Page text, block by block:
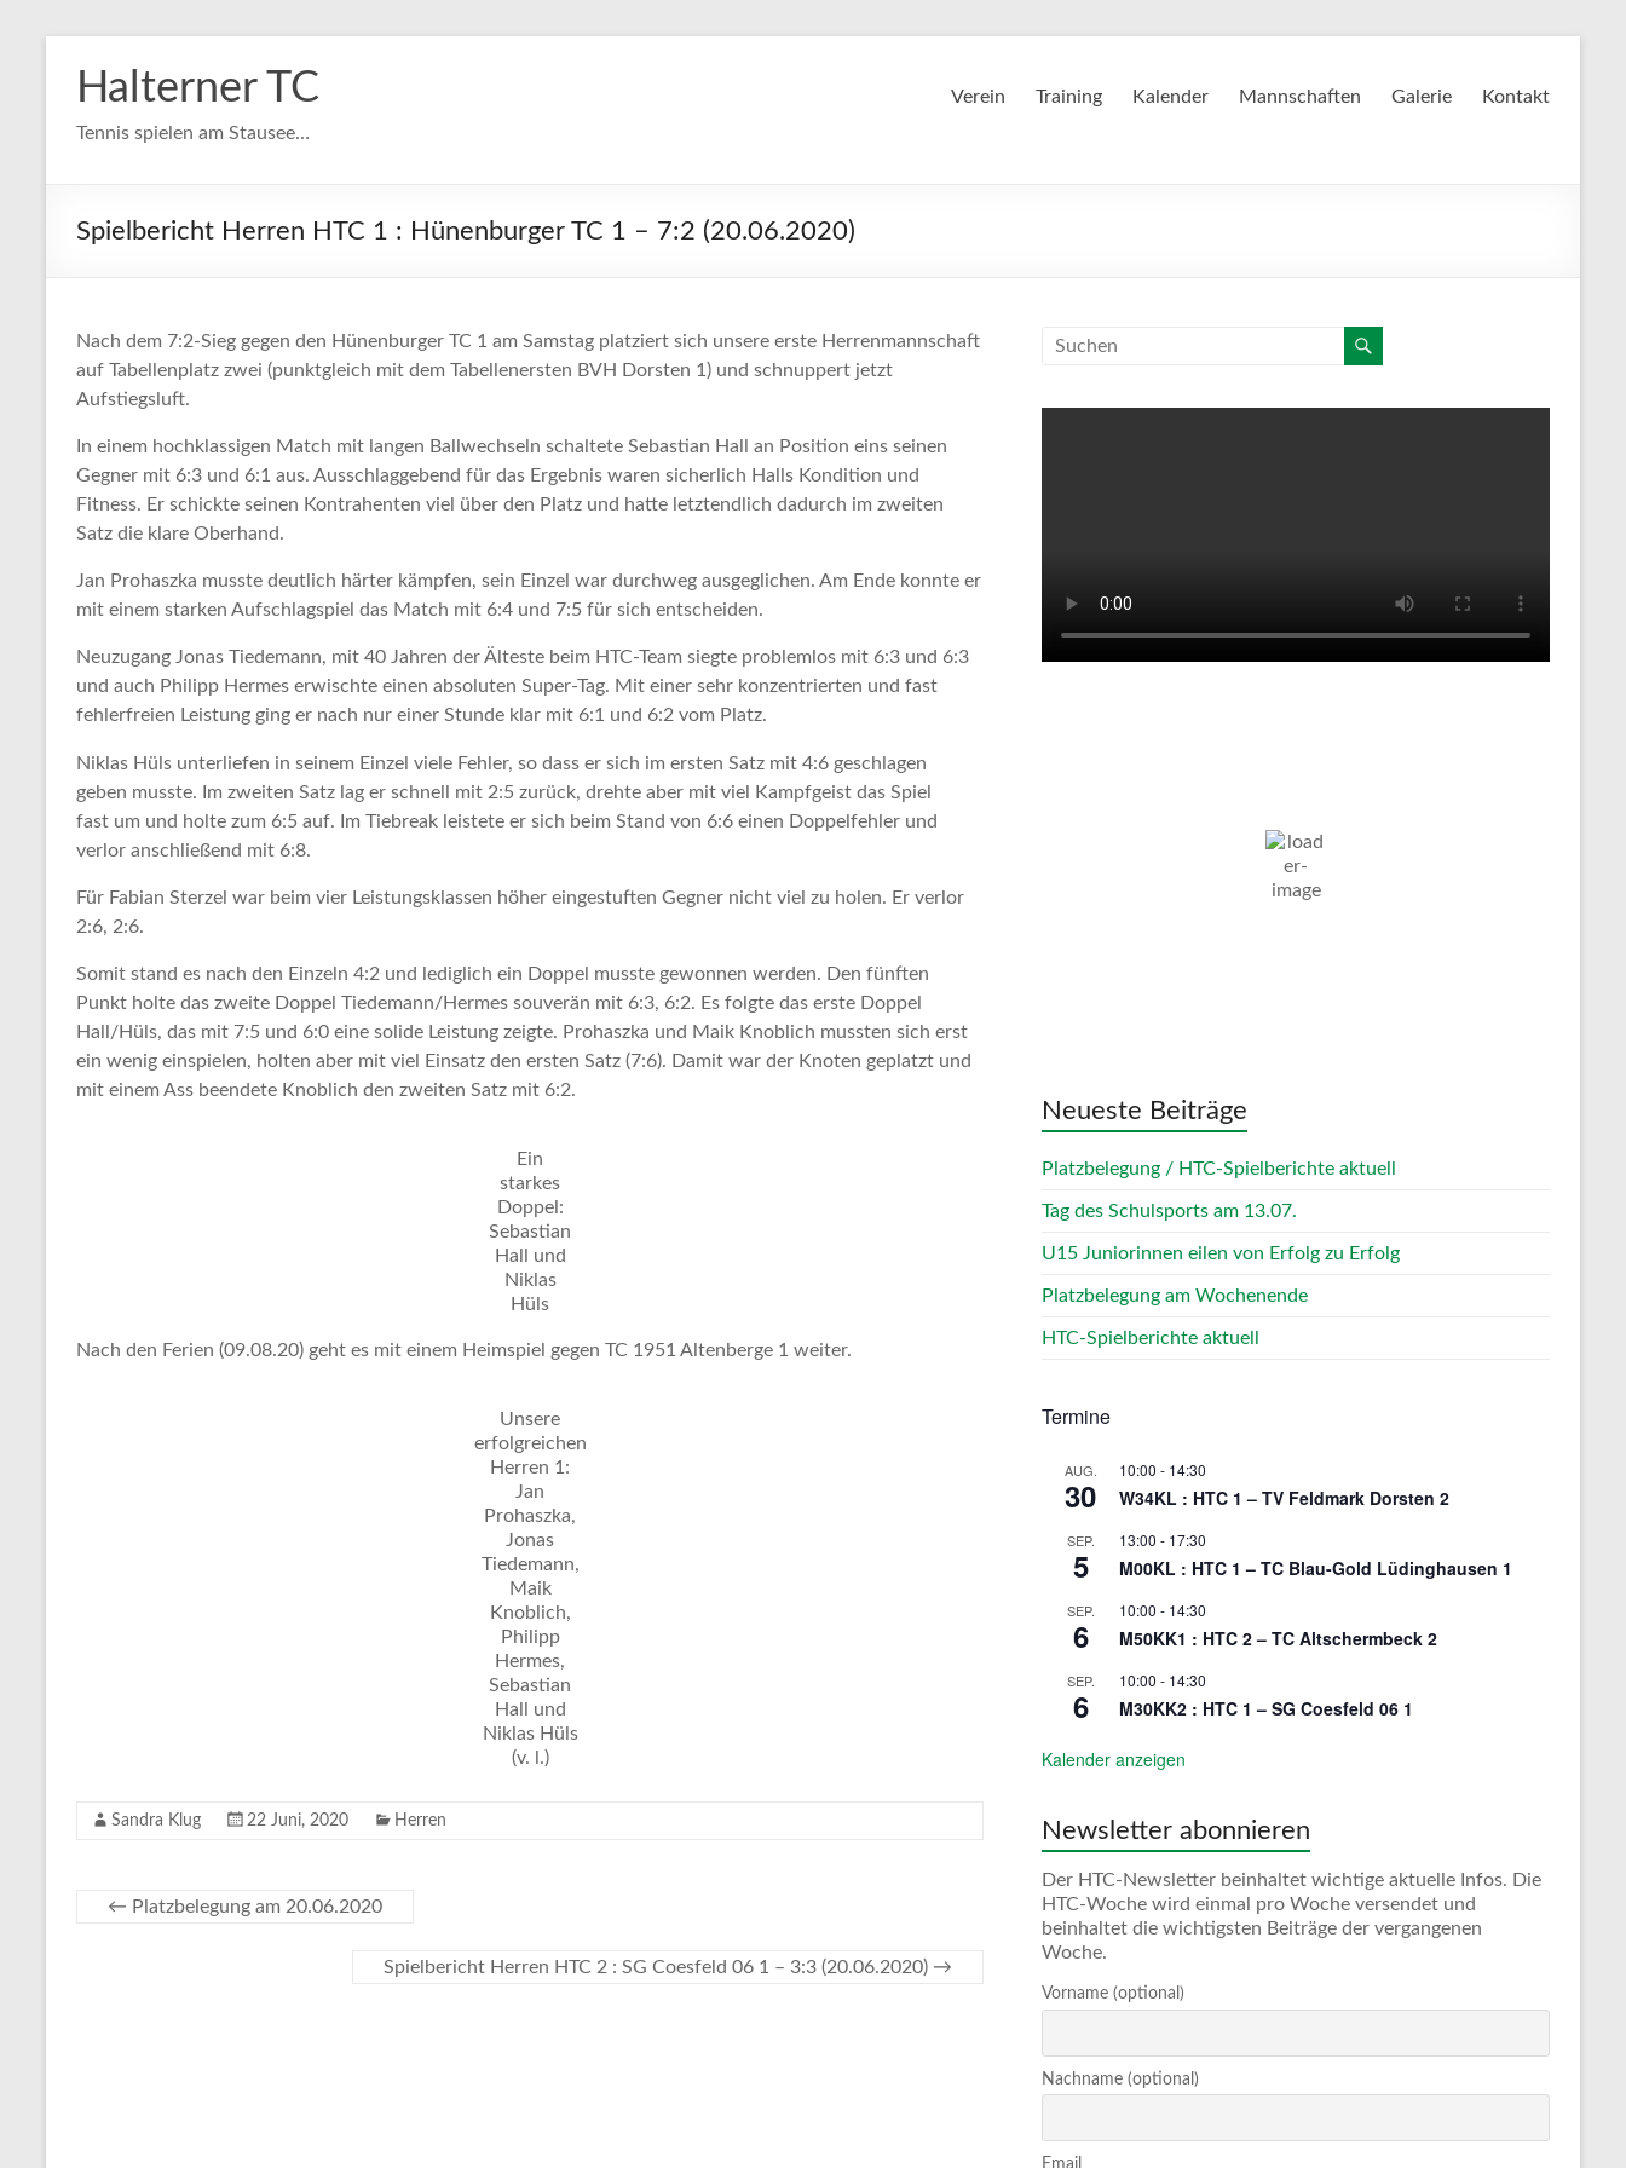
Inhalt
springenHalterner TC
Tennis spielen am Stausee…
Verein Training Kalender Mannschaften Galerie Kontakt
Spielbericht Herren HTC 1 : Hünenburger TC 1 – 7:2 (20.06.2020)
Nach dem 7:2-Sieg gegen den Hünenburger TC 1 am Samstag platziert sich unsere erste Herrenmannschaft
auf Tabellenplatz zwei (punktgleich mit dem Tabellenersten BVH Dorsten 1) und schnuppert jetzt
Aufstiegsluft.
In einem hochklassigen Match mit langen Ballwechseln schaltete Sebastian Hall an Position eins seinen
Gegner mit 6:3 und 6:1 aus. Ausschlaggebend für das Ergebnis waren sicherlich Halls Kondition und
Fitness. Er schickte seinen Kontrahenten viel über den Platz und hatte letztendlich dadurch im zweiten
Satz die klare Oberhand.
Jan Prohaszka musste deutlich härter kämpfen, sein Einzel war durchweg ausgeglichen. Am Ende konnte er
mit einem starken Aufschlagspiel das Match mit 6:4 und 7:5 für sich entscheiden.
Neuzugang Jonas Tiedemann, mit 40 Jahren der Älteste beim HTC-Team siegte problemlos mit 6:3 und 6:3
und auch Philipp Hermes erwischte einen absoluten Super-Tag. Mit einer sehr konzentrierten und fast
fehlerfreien Leistung ging er nach nur einer Stunde klar mit 6:1 und 6:2 vom Platz.
Niklas Hüls unterliefen in seinem Einzel viele Fehler, so dass er sich im ersten Satz mit 4:6 geschlagen
geben musste. Im zweiten Satz lag er schnell mit 2:5 zurück, drehte aber mit viel Kampfgeist das Spiel
fast um und holte zum 6:5 auf. Im Tiebreak leistete er sich beim Stand von 6:6 einen Doppelfehler und
verlor anschließend mit 6:8.
Für Fabian Sterzel war beim vier Leistungsklassen höher eingestuften Gegner nicht viel zu holen. Er verlor
2:6, 2:6.
Somit stand es nach den Einzeln 4:2 und lediglich ein Doppel musste gewonnen werden. Den fünften
Punkt holte das zweite Doppel Tiedemann/Hermes souverän mit 6:3, 6:2. Es folgte das erste Doppel
Hall/Hüls, das mit 7:5 und 6:0 eine solide Leistung zeigte. Prohaszka und Maik Knoblich mussten sich erst
ein wenig einspielen, holten aber mit viel Einsatz den ersten Satz (7:6). Damit war der Knoten geplatzt und
mit einem Ass beendete Knoblich den zweiten Satz mit 6:2.
Ein
starkes
Doppel:
Sebastian
Hall und
Niklas
Hüls
Nach den Ferien (09.08.20) geht es mit einem Heimspiel gegen TC 1951 Altenberge 1 weiter.
Unsere
erfolgreichen
Herren 1:
Jan
Prohaszka,
Jonas
Tiedemann,
Maik
Knoblich,
Philipp
Hermes,
Sebastian
Hall und
Niklas Hüls
(v. l.)
Sandra Klug 22 Juni, 2020 Herren
← Platzbelegung am 20.06.2020
Spielbericht Herren HTC 2 : SG Coesfeld 06 1 – 3:3 (20.06.2020) →
Neueste Beiträge
Platzbelegung / HTC-Spielberichte aktuell
Tag des Schulsports am 13.07.
U15 Juniorinnen eilen von Erfolg zu Erfolg
Platzbelegung am Wochenende
HTC-Spielberichte aktuell
Termine
AUG.
30
10:00 - 14:30
W34KL : HTC 1 – TV Feldmark Dorsten 2
SEP.
5
13:00 - 17:30
M00KL : HTC 1 – TC Blau-Gold Lüdinghausen 1
SEP.
6
10:00 - 14:30
M50KK1 : HTC 2 – TC Altschermbeck 2
SEP.
6
10:00 - 14:30
M30KK2 : HTC 1 – SG Coesfeld 06 1
Kalender anzeigen
Newsletter abonnieren
Der HTC-Newsletter beinhaltet wichtige aktuelle Infos. Die
HTC-Woche wird einmal pro Woche versendet und
beinhaltet die wichtigsten Beiträge der vergangenen
Woche.
Vorname (optional)
Nachname (optional)